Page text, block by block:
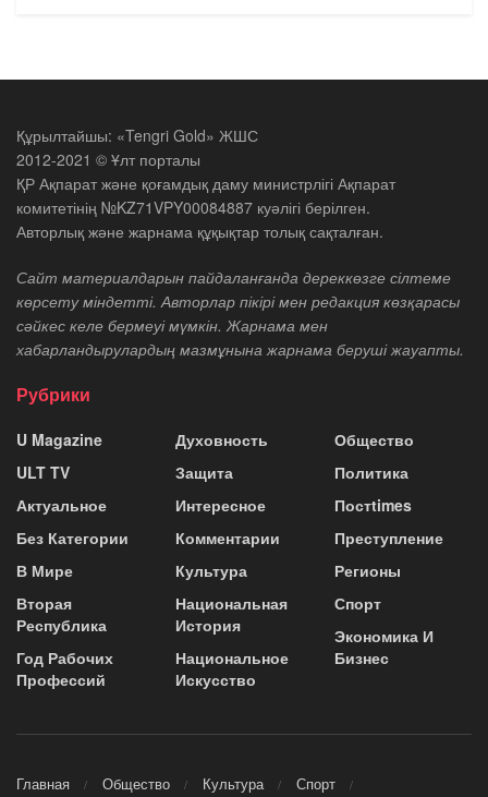
Құрылтайшы: «Tengri Gold» ЖШС
2012-2021 © Ұлт порталы
ҚР Ақпарат және қоғамдық даму министрлігі Ақпарат
комитетінің №KZ71VPY00084887 куәлігі берілген.
Авторлық және жарнама құқықтар толық сақталған.
Сайт материалдарын пайдаланғанда дереккөзге сілтеме
көрсету міндетті. Авторлар пікірі мен редакция көзқарасы
сәйкес келе бермеуі мүмкін. Жарнама мен
хабарландырулардың мазмұнына жарнама беруші жауапты.
Рубрики
U Magazine
ULT TV
Актуальное
Без Категории
В Мире
Вторая
Республика
Год Рабочих
Профессий
Духовность
Защита
Интересное
Комментарии
Культура
Национальная
История
Национальное
Искусство
Общество
Политика
Постtimes
Преступление
Регионы
Спорт
Экономика И
Бизнес
Главная Общество Культура
Спорт